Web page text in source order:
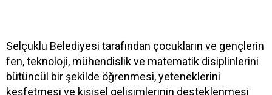
Selçuklu Belediyesi tarafından çocukların ve gençlerin
fen, teknoloji, mühendislik ve matematik disiplinlerini
bütüncül bir şekilde öğrenmesi, yeteneklerini
keşfetmesi ve kişisel gelişimlerinin desteklenmesi